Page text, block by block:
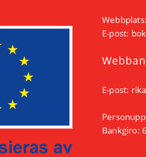
E-post:
E-post:
Bankgiro: